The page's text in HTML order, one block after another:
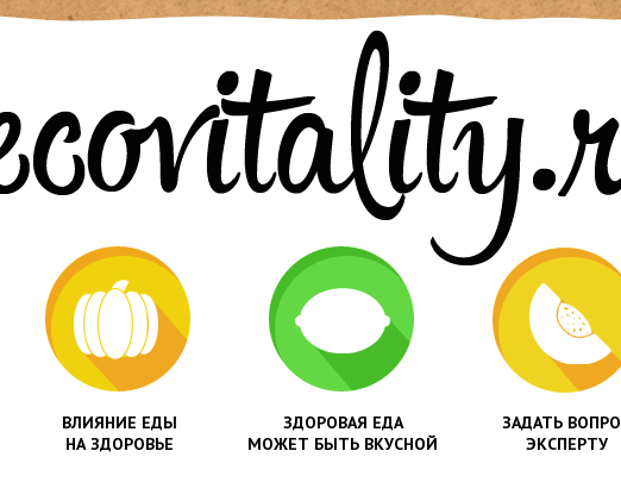
ВЛИЯНИЕ ЕДЫ
НА ЗДОРОВЬЕ
ЗДОРОВАЯ ЕДА
МОЖЕТ БЫТЬ ВКУСНОЙ
ЗАДАТЬ
ЭКСПЕРТУ